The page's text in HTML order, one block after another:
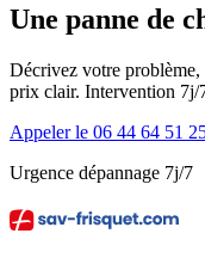
Une panne de
Décrivez votre problème,
prix clair. Intervention 7j/
Appeler le 06 44 64 51
Urgence dépannage 7j/7